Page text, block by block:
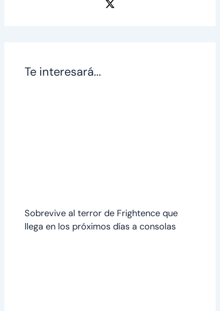
Te interesará...
Sobrevive al terror de Frightence que
llega en los próximos días a consolas